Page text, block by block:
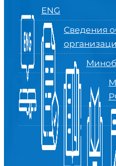
ENG
Сведения